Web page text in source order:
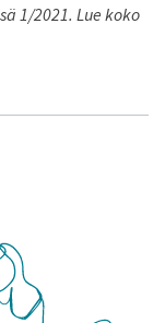
1/2021. Lue koko